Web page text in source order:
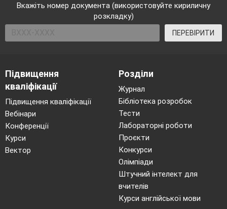
Fly a kite,
Fly a kite, everyone.
Look it’s rainy,
Everyone.
Jump in the puddles,
Jump in the puddles,
Jump in the puddles, everyone.
Вкажіть номер документа (використовуйте кириличну
розкладку)
ПЕРЕВІРИТИ
Підвищення
кваліфікації
Підвищення кваліфікації
Вебінари
Конференції
Курси
Вектор
Розділи
Журнал
Бібліотека розробок
Тести
Лабораторні роботи
Проєкти
Конкурси
Олімпіади
Штучний інтелект для
вчителів
Курси англійської мови